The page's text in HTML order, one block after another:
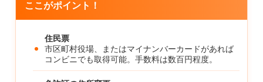
ここがポイント！
住民票
市区町村役場、またはマイナンバーカードがあれば
コンビニでも取得可能。手数料は数百円程度。